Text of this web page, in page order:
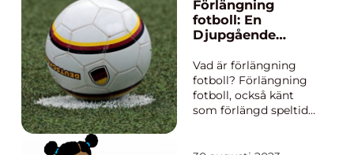
som ”floorball”, är en
högintensiv sport
som spelas inomhus.
plastboll och
innebandykl...
Förlängning
fotboll: En
Djupgående
Vad är förlängning
fotboll? Förlängning
fotboll, också känt
som förlängd speltid